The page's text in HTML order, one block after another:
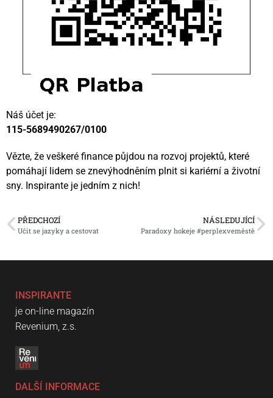
Náš účet je:
115-5689490267/0100
Vězte, že veškeré finance půjdou na rozvoj projektů, které
pomáhají lidem se znevýhodněním plnit si kariérní a životní
sny. Inspirante je jedním z nich!
PŘEDCHOZÍ
Učit se jazyky a cestovat
NÁSLEDUJÍCÍ
Paradoxy hokeje #perplexveměstě
INSPIRANTE
je on-line magazín
Revenium, z.s.
DALŠÍ INFORMACE